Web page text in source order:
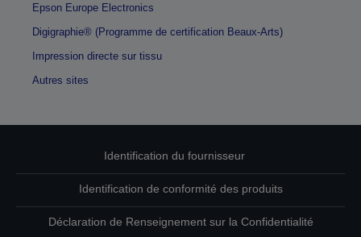
Epson Europe Electronics
Digigraphie® (Programme de certification Beaux-Arts)
Impression directe sur tissu
Autres sites
Identification du fournisseur
Identification de conformité des produits
Déclaration de Renseignement sur la Confidentialité